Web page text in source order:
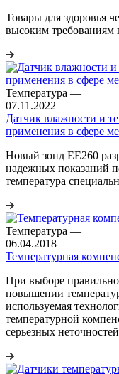
Товары для здоровья
высоким требованиям
Температура —
07.11.2022
Датчик влажности и
применения в сфере
Новый зонд EE260
надежных показаний
температура
Температура —
06.04.2018
Температурная
При выборе
повышении
используемая
температурной
серьезных